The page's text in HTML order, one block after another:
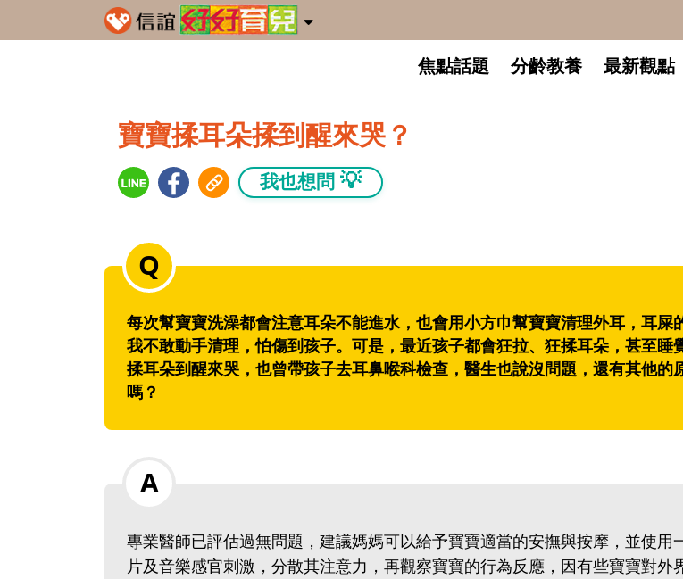
焦點話題 分齡教養 最新觀點
寶寶揉耳朵揉到醒來哭？
我也想問 💡
每次幫寶寶洗澡都會注意耳朵不能進水，也會用小方巾幫寶寶清理外耳，耳屎
我不敢動手清理，怕傷到孩子。可是，最近孩子都會狂拉、狂揉耳朵，甚至睡
揉耳朵到醒來哭，也曾帶孩子去耳鼻喉科檢查，醫生也說沒問題，還有其他的
嗎？
專業醫師已評估過無問題，建議媽媽可以給予寶寶適當的安撫與按摩，並使用
片及音樂感官刺激，分散其注意力，再觀察寶寶的行為反應，因有些寶寶對外
寶貝即將上小
和教育專家的
生活及團體適
助您陪伴孩子
小教導主任帶
生活與課業學